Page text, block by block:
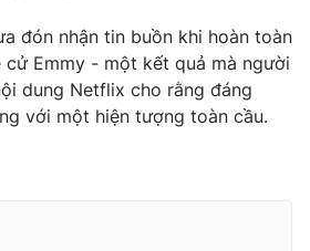
hình Việt Nam
VTV
in và báo điện tử số 483/GP-BTTTT
931 - 024.38 355 932
đón nhận tin buồn khi hoàn toàn
Emmy - một kết quả mà người
dung Netflix cho rằng đáng
với một hiện tượng toàn cầu.